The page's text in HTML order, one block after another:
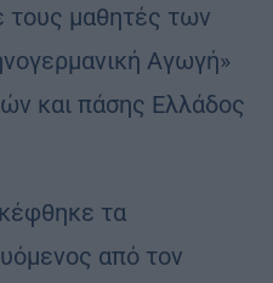
τους μαθητές των
Αγωγή»
και πάσης Ελλάδος
τα
από τον